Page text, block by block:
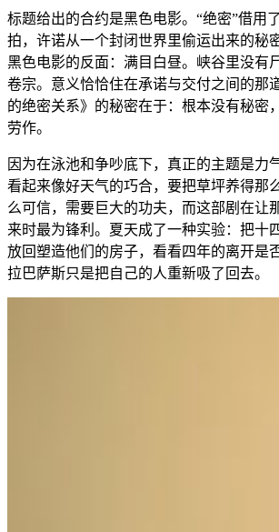
标题给出的合约是黑色电影。“绝密”借用
拍，许诺从一个封闭世界里偷运出来的秘
黑色电影的反面：满目白昼。峡谷里没有
卷宗。意义恰恰住在承诺与交付之间的那
的绝密关系》的秘密在于：根本没有秘密
劳作。
因为在泳池和争吵底下，真正的主题是力
看起来像好天气的巧合，要把草坪养得那
么可信，需要巨大的功夫，而这部剧在让
来时最为锋利。夏天成了一种实验：把十
放回塑造他们的房子，看看四年的离开是
拉巴萨斯只是把自己的人重新吸了回去。